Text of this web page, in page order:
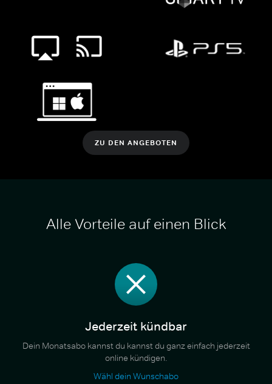
ZU DEN ANGEBOTEN
Alle Vorteile auf einen Blick
Jederzeit kündbar
Dein Monatsabo kannst du kannst du ganz einfach jederzeit
online kündigen.
Wähl dein Wunschabo